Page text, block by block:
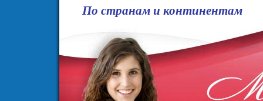
По странам и континентам